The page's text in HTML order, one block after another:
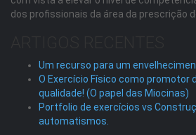
dos profissionais da área da prescrição
Um recurso para um
O Exercício Físico como promotor
qualidade! (O papel das Miocinas)
Portfolio de exercícios vs
automatismos.